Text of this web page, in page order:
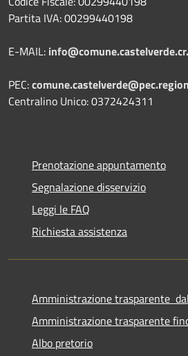
Partita IVA: 00299440198
E-MAIL:
PEC:
Centralino Unico: 0372424311
Prenotazione appuntamento
Segnalazione disservizio
Leggi le FAQ
Richiesta assistenza
Amministrazione trasparente
Amministrazione trasparente
Albo pretorio